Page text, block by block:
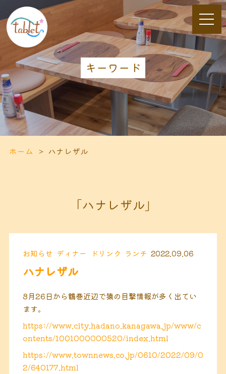
キーワード
ホーム ハナレザル
「ハナレザル」
お知らせ ディナー ドリンク ランチ 2022.09.06
ハナレザル
8月26日から鶴巻近辺で猿の目撃情報が多く出てい
ます。
https://www.city.hadano.kanagawa.jp/www/c
ontents/1001000000520/index.html
https://www.townnews.co.jp/0610/2022/09/0
2/640177.html